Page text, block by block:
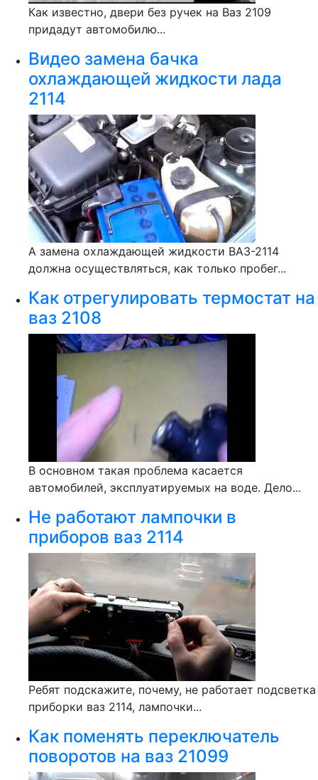
Как известно, двери без ручек на Ваз 2109
придадут автомобилю...
Видео замена бачка
охлаждающей жидкости лада
2114
А замена охлаждающей жидкости ВАЗ-2114
должна осуществляться, как только пробег...
Как отрегулировать термостат на
ваз 2108
В основном такая проблема касается
автомобилей, эксплуатируемых на воде. Дело...
Не работают лампочки в
приборов ваз 2114
Ребят подскажите, почему, не работает подсветка
приборки ваз 2114, лампочки...
Как поменять переключатель
поворотов на ваз 21099